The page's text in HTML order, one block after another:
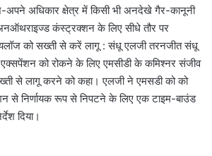
अधिकार क्षेत्र में किसी भी अनदेखे गैर-कानूनी
कंस्ट्रक्शन के लिए सीधे तौर पर
को सख्ती से करें लागू : संधू एलजी तरनजीत संधू
को रोकने के लिए एमसीडी के कमिश्नर संजीव
से लागू करने को कहा। एलजी ने एमसडी को को
से निर्णायक रूप से निपटने के लिए एक टाइम-बाउंड
दिया।